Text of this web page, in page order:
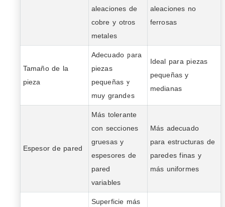
aleaciones de
cobre y otros
metales
aleaciones no
ferrosas
Tamaño de la
pieza
Adecuado para
piezas
pequeñas y
muy grandes
Ideal para piezas
pequeñas y
medianas
Espesor de pared
Más tolerante
con secciones
gruesas y
espesores de
pared
variables
Más adecuado
para estructuras de
paredes finas y
más uniformes
Superficie más